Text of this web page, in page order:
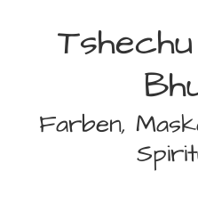
Farben,